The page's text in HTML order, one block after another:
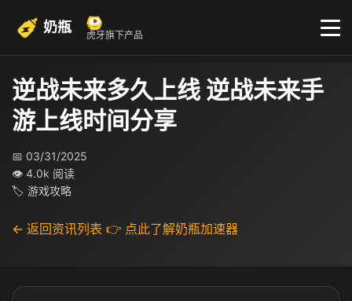
奶瓶 虎牙旗下产品
逆战未来多久上线 逆战未来手
游上线时间分享
📅 03/31/2025
👁 4.0k 阅读
🏷 游戏攻略
← 返回资讯列表 👉 点此了解奶瓶加速器